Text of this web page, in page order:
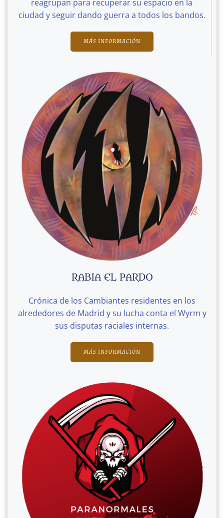
reagrupan para recuperar su espacio en la
ciudad y seguir dando guerra a todos los bandos.
MÁS INFORMACIÓN
RABIA EL PARDO
Crónica de los Cambiantes residentes en los
alrededores de Madrid y su lucha conta el Wyrm y
sus disputas raciales internas.
MÁS INFORMACIÓN